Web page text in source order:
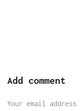
Add comment
Your email